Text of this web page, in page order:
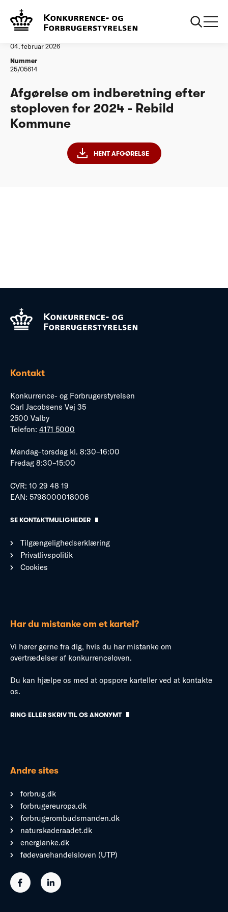
Vandtilsyn
04. februar 2026
Nummer
25/05614
Afgørelse om indberetning efter
stoploven for 2024 - Rebild
Kommune
HENT AFGØRELSE
Kontakt
Konkurrence- og Forbrugerstyrelsen
Carl Jacobsens Vej 35
2500 Valby
Telefon: 4171 5000
Mandag–torsdag kl. 8:30–16:00
Fredag 8:30–15:00
CVR: 10 29 48 19
EAN: 5798000018006
SE KONTAKTMULIGHEDER
Tilgængelighedserklæring
Privatlivspolitik
Cookies
Har du mistanke om et kartel?
Vi hører gerne fra dig, hvis du har mistanke om
overtrædelser af konkurrenceloven.
Du kan hjælpe os med at opspore karteller ved at kontakte
os.
RING ELLER SKRIV TIL OS ANONYMT
Andre sites
forbrug.dk
forbrugereuropa.dk
forbrugerombudsmanden.dk
naturskaderaadet.dk
energianke.dk
fødevarehandelsloven (UTP)